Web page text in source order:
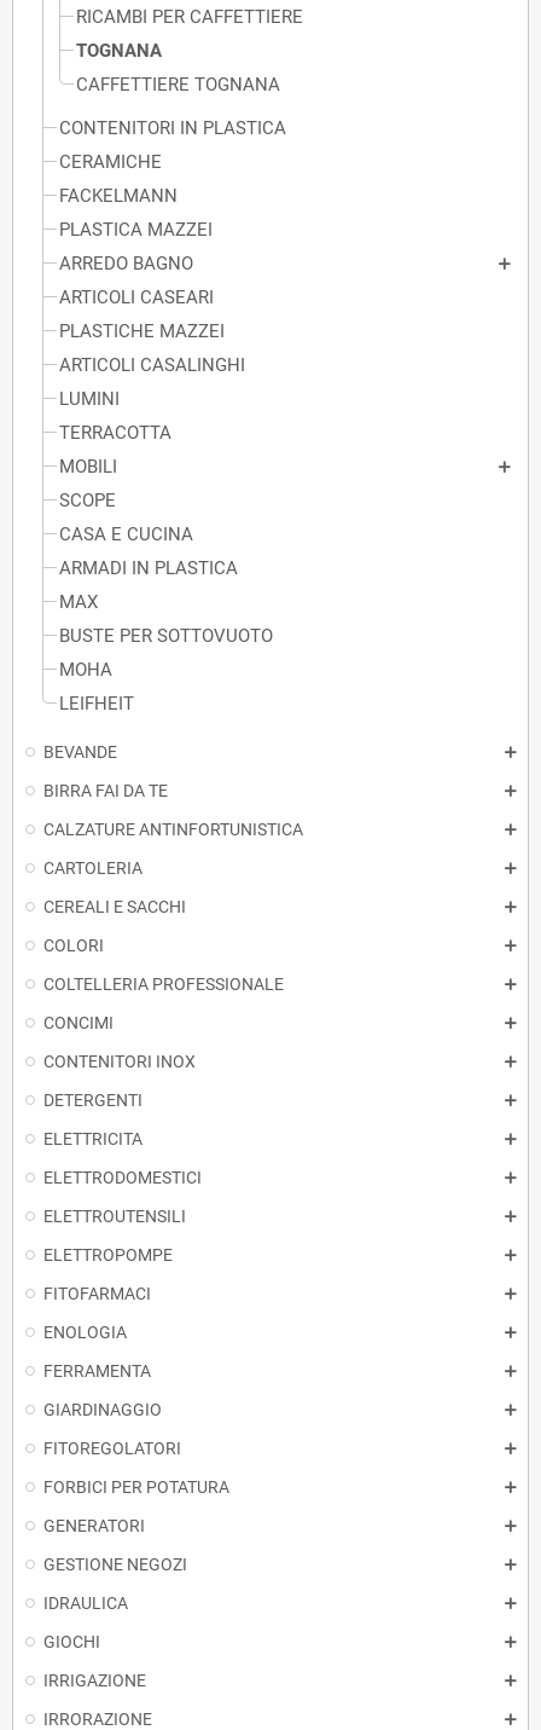
RICAMBI PER CAFFETTIERE
TOGNANA
CAFFETTIERE TOGNANA
CONTENITORI IN PLASTICA
CERAMICHE
FACKELMANN
PLASTICA MAZZEI
ARREDO BAGNO
ARTICOLI CASEARI
PLASTICHE MAZZEI
ARTICOLI CASALINGHI
LUMINI
TERRACOTTA
MOBILI
SCOPE
CASA E CUCINA
ARMADI IN PLASTICA
MAX
BUSTE PER SOTTOVUOTO
MOHA
LEIFHEIT
BEVANDE
BIRRA FAI DA TE
CALZATURE ANTINFORTUNISTICA
CARTOLERIA
CEREALI E SACCHI
COLORI
COLTELLERIA PROFESSIONALE
CONCIMI
CONTENITORI INOX
DETERGENTI
ELETTRICITA
ELETTRODOMESTICI
ELETTROUTENSILI
ELETTROPOMPE
FITOFARMACI
ENOLOGIA
FERRAMENTA
GIARDINAGGIO
FITOREGOLATORI
FORBICI PER POTATURA
GENERATORI
GESTIONE NEGOZI
IDRAULICA
GIOCHI
IRRIGAZIONE
IRRORAZIONE